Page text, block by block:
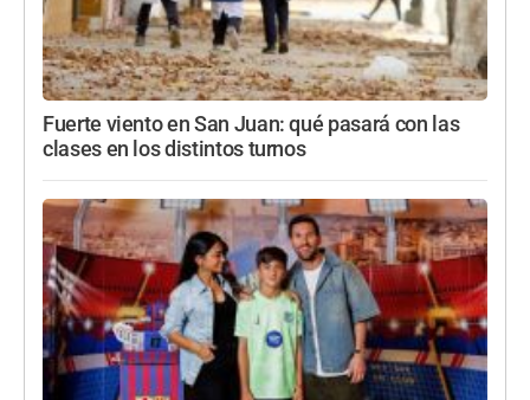
Fuerte viento en San Juan: qué pasará con las
clases en los distintos turnos